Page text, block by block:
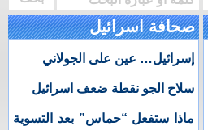
صحافة اسرائيل
إسرائيل… عين على الجولاني
سلاح الجو نقطة ضعف اسرائيل
ماذا ستفعل “حماس” بعد التسوية